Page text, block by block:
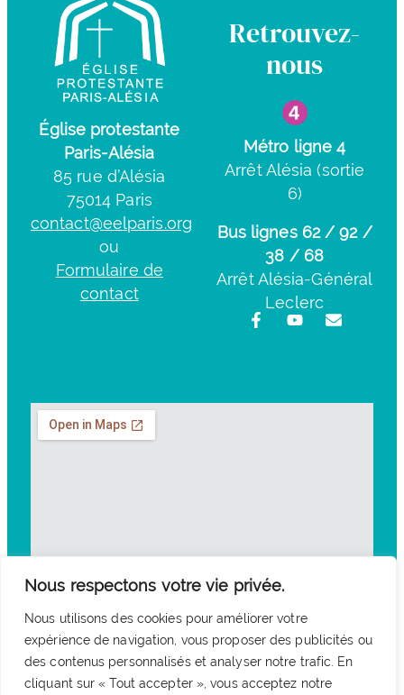
Nous respectons votre vie privée.
Nous utilisons des cookies pour améliorer votre
expérience de navigation, vous proposer des publicités ou
des contenus personnalisés et analyser notre trafic. En
cliquant sur « Tout accepter », vous acceptez notre
Église protestante
Paris-Alésia
85 rue d’Alésia
75014 Paris
contact@eelparis.org
ou
Formulaire de
contact
Retrouvez-
nous
Métro ligne 4
Arrêt Alésia (sortie
6)
Bus lignes 62 / 92 /
38 / 68
Arrêt Alésia-Général
Leclerc